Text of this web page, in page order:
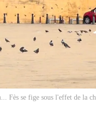
Fès se fige sous l'effet de la